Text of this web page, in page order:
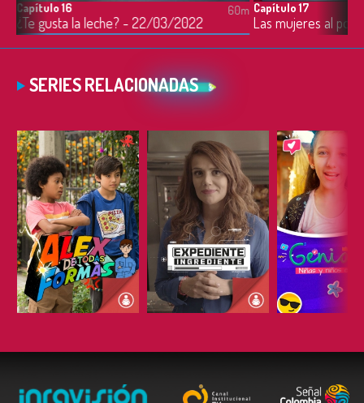
Capítulo 16
¿Te gusta la leche? - 22/03/2022
60m Capítulo 17
SERIES RELACIONADAS
ESCUCHAR ESCUCHAR